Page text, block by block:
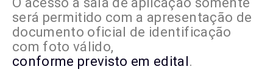
será permitido com a apresentação de
documento oficial de identificação
com foto válido,
conforme previsto em edital.